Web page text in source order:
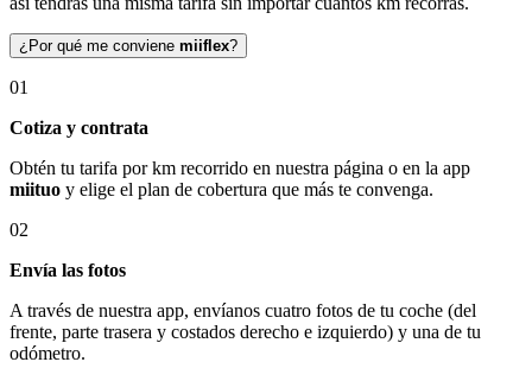
¿Por qué me conviene miiflex?
01
Cotiza y contrata
Obtén tu tarifa por km recorrido en nuestra página o en la app
miituo y elige el plan de cobertura que más te convenga.
02
Envía las fotos
A través de nuestra app, envíanos cuatro fotos de tu coche (del
frente, parte trasera y costados derecho e izquierdo) y una de tu
odómetro.